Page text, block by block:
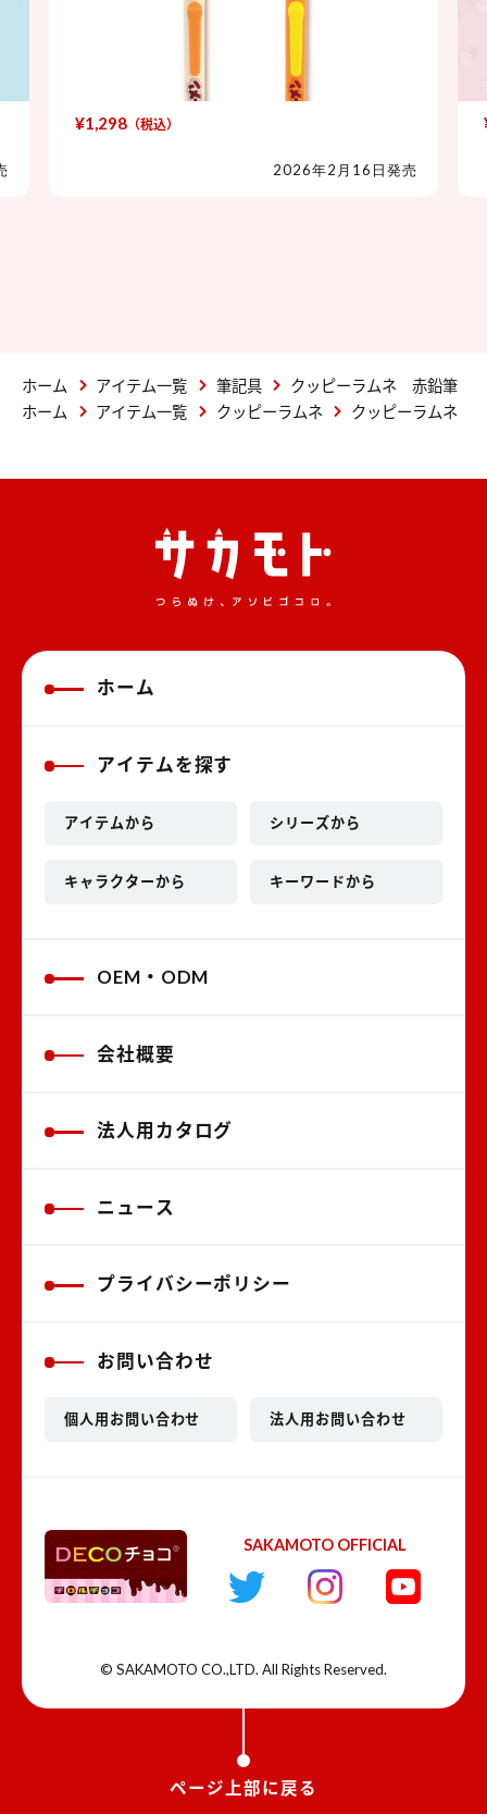
チキンラーメン ひよこちゃん パクパ
¥1,298 （税込）
2026年2月16日発売
ホーム アイテム一覧 筆記具
クッピーラムネ 赤鉛筆
ホーム
アイテム一覧 クッピーラムネ クッピーラムネ
ホーム
アイテムを探す
アイテムから シリーズから
キャラクターから キーワードから
OEM・ODM
会社概要
法人用カタログ
ニュース
プライバシーポリシー
お問い合わせ
個人用お問い合わせ 法人用お問い合わせ
SAKAMOTO OFFICIAL
© SAKAMOTO CO.,LTD. All Rights Reserved.
ページ上部に戻る